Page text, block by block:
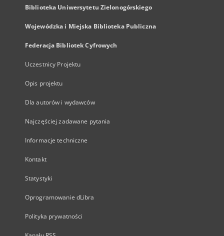
Biblioteka Uniwersytetu Zielonogórskiego
Wojewódzka i Miejska Biblioteka Publiczna
Federacja Bibliotek Cyfrowych
Uczestnicy Projektu
Opis projektu
Dla autorów i wydawców
Najczęściej zadawane pytania
Informacje techniczne
Kontakt
Statystyki
Oprogramowanie dLibra
Polityka prywatności